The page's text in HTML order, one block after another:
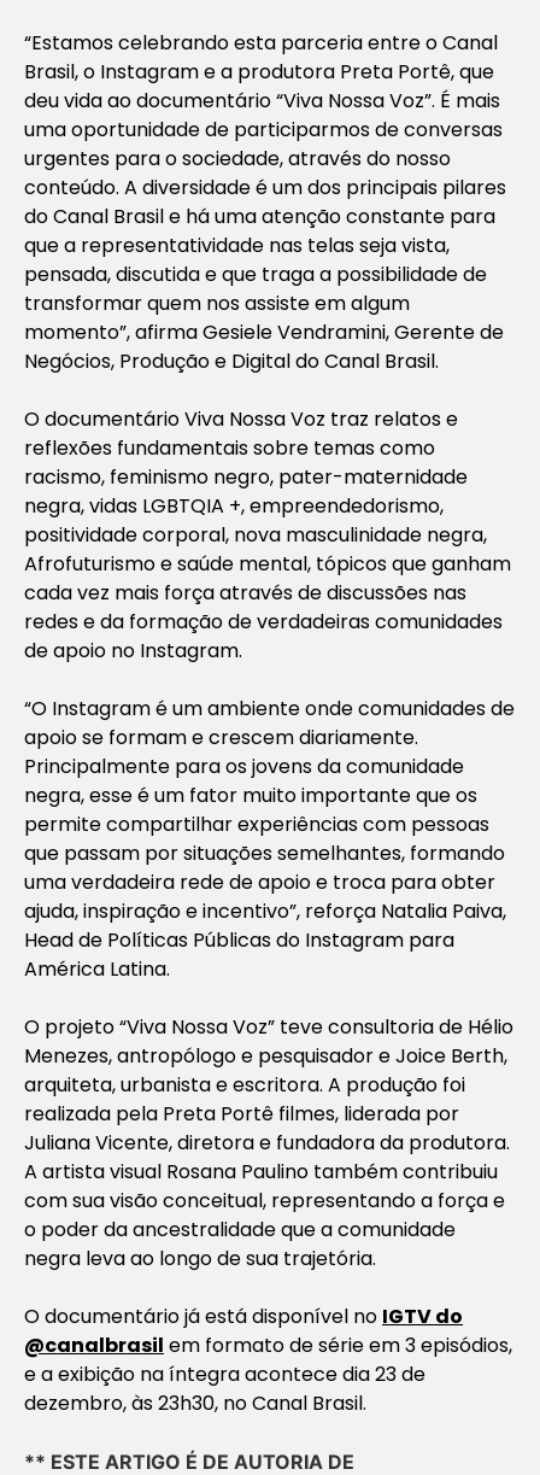
“Estamos celebrando esta parceria entre o Canal
Brasil, o Instagram e a produtora Preta Portê, que
deu vida ao documentário “Viva Nossa Voz”. É mais
uma oportunidade de participarmos de conversas
urgentes para o sociedade, através do nosso
conteúdo. A diversidade é um dos principais pilares
do Canal Brasil e há uma atenção constante para
que a representatividade nas telas seja vista,
pensada, discutida e que traga a possibilidade de
transformar quem nos assiste em algum
momento”, afirma Gesiele Vendramini, Gerente de
Negócios, Produção e Digital do Canal Brasil.
O documentário Viva Nossa Voz traz relatos e
reflexões fundamentais sobre temas como
racismo, feminismo negro, pater-maternidade
negra, vidas LGBTQIA +, empreendedorismo,
positividade corporal, nova masculinidade negra,
Afrofuturismo e saúde mental, tópicos que ganham
cada vez mais força através de discussões nas
redes e da formação de verdadeiras comunidades
de apoio no Instagram.
“O Instagram é um ambiente onde comunidades de
apoio se formam e crescem diariamente.
Principalmente para os jovens da comunidade
negra, esse é um fator muito importante que os
permite compartilhar experiências com pessoas
que passam por situações semelhantes, formando
uma verdadeira rede de apoio e troca para obter
ajuda, inspiração e incentivo”, reforça Natalia Paiva,
Head de Políticas Públicas do Instagram para
América Latina.
O projeto “Viva Nossa Voz” teve consultoria de Hélio
Menezes, antropólogo e pesquisador e Joice Berth,
arquiteta, urbanista e escritora. A produção foi
realizada pela Preta Portê filmes, liderada por
Juliana Vicente, diretora e fundadora da produtora.
A artista visual Rosana Paulino também contribuiu
com sua visão conceitual, representando a força e
o poder da ancestralidade que a comunidade
negra leva ao longo de sua trajetória.
O documentário já está disponível no IGTV do
@canalbrasil em formato de série em 3 episódios,
e a exibição na íntegra acontece dia 23 de
dezembro, às 23h30, no Canal Brasil.
** ESTE ARTIGO É DE AUTORIA DE